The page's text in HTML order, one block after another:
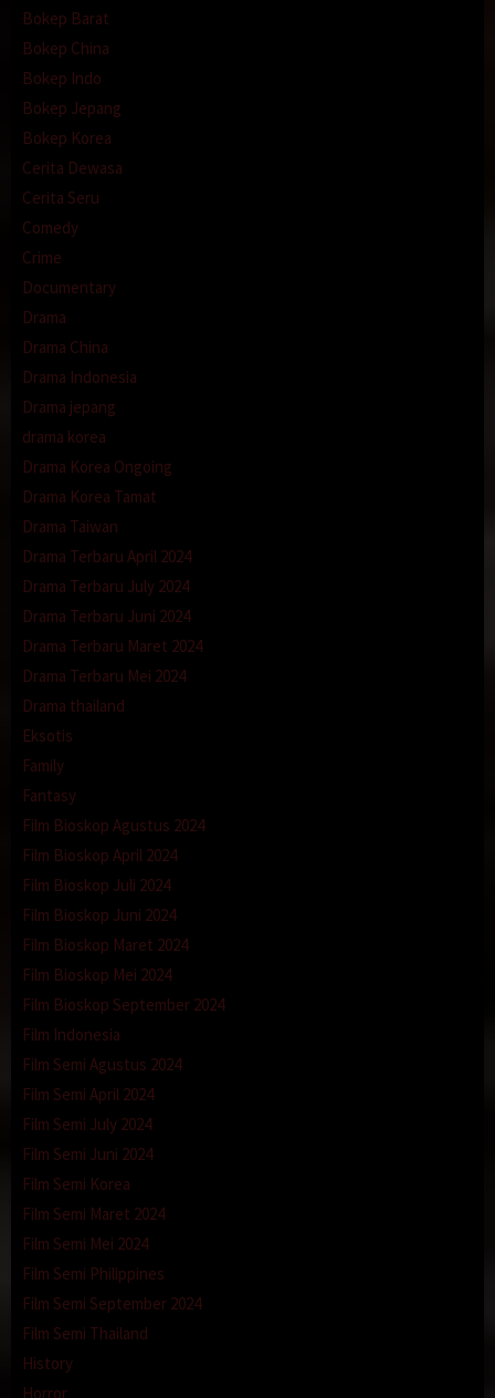
Bokep Barat
Bokep China
Bokep Indo
Bokep Jepang
Bokep Korea
Cerita Dewasa
Cerita Seru
Comedy
Crime
Documentary
Drama
Drama China
Drama Indonesia
Drama jepang
drama korea
Drama Korea Ongoing
Drama Korea Tamat
Drama Taiwan
Drama Terbaru April 2024
Drama Terbaru July 2024
Drama Terbaru Juni 2024
Drama Terbaru Maret 2024
Drama Terbaru Mei 2024
Drama thailand
Eksotis
Family
Fantasy
Film Bioskop Agustus 2024
Film Bioskop April 2024
Film Bioskop Juli 2024
Film Bioskop Juni 2024
Film Bioskop Maret 2024
Film Bioskop Mei 2024
Film Bioskop September 2024
Film Indonesia
Film Semi Agustus 2024
Film Semi April 2024
Film Semi July 2024
Film Semi Juni 2024
Film Semi Korea
Film Semi Maret 2024
Film Semi Mei 2024
Film Semi Philippines
Film Semi September 2024
Film Semi Thailand
History
Horror